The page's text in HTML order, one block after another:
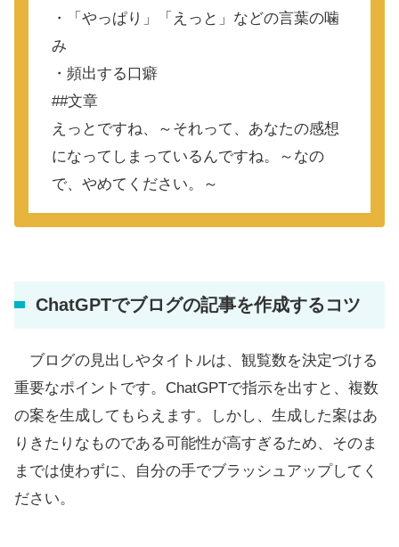
・「やっぱり」「えっと」などの言葉の噛
み
・頻出する口癖
##文章
えっとですね、～それって、あなたの感想
になってしまっているんですね。～なの
で、やめてください。～
ChatGPTでブログの記事を作成するコツ
ブログの見出しやタイトルは、観覧数を決定づける
重要なポイントです。ChatGPTで指示を出すと、複数
の案を生成してもらえます。しかし、生成した案はあ
りきたりなものである可能性が高すぎるため、そのま
までは使わずに、自分の手でブラッシュアップしてく
ださい。